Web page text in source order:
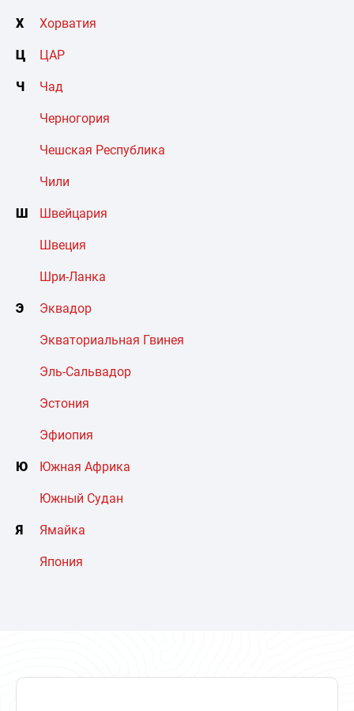
Х Хорватия
Ц ЦАР
Ч Чад
Черногория
Чешская Республика
Чили
Ш Швейцария
Швеция
Шри-Ланка
Э Эквадор
Экваториальная Гвинея
Эль-Сальвадор
Эстония
Эфиопия
Ю Южная Африка
Южный Судан
Я Ямайка
Япония